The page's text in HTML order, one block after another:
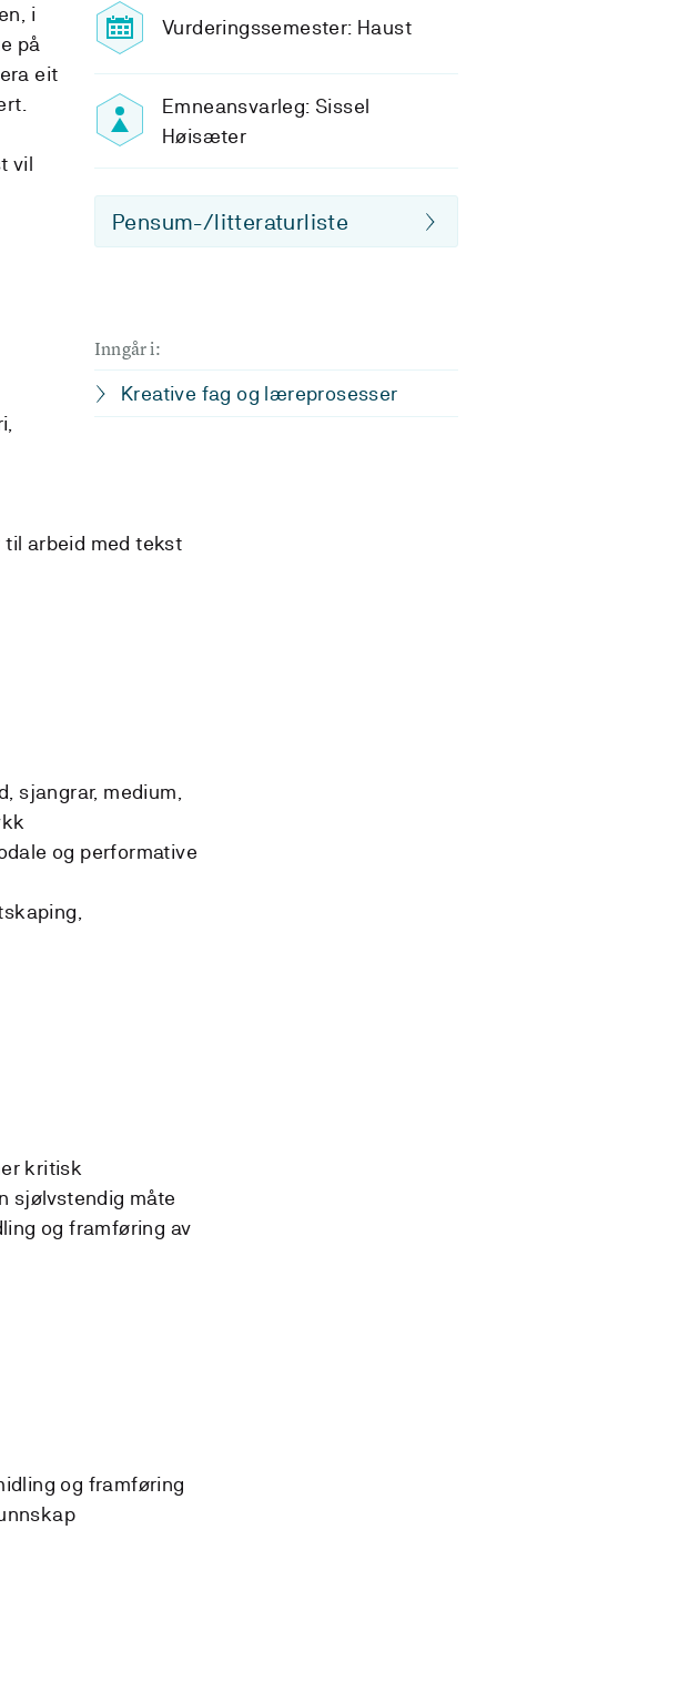
Vurderingssemester: Haust
Emneansvarleg: Sissel
Høisæter
Pensum-/litteraturliste
Inngår i:
Kreative fag og læreprosesser
i
på
eit
vil
arbeid med tekst
sjangrar, medium,
og performative
kritisk
sjølvstendig måte
og framføring av
og framføring